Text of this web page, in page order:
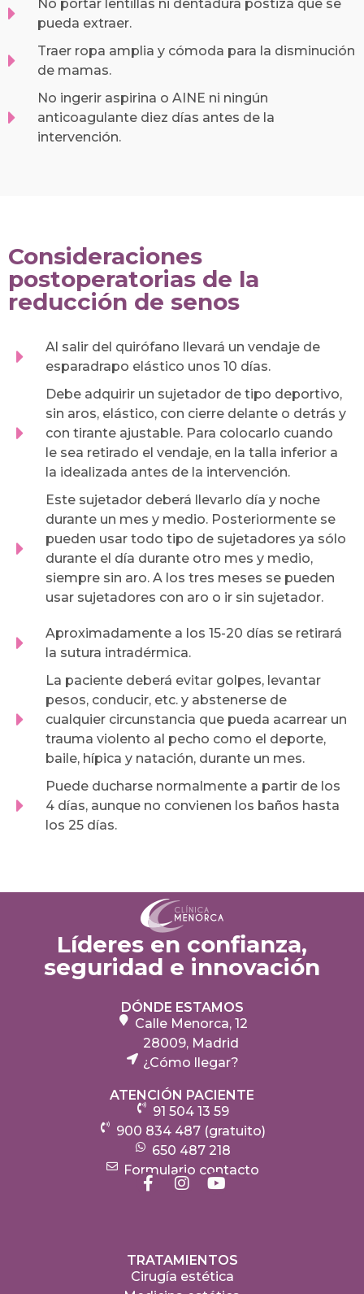
No portar lentillas ni dentadura postiza que se
pueda extraer.
Traer ropa amplia y cómoda para la disminución
de mamas.
No ingerir aspirina o AINE ni ningún
anticoagulante diez días antes de la
intervención.
Consideraciones
postoperatorias de la
reducción de senos
Al salir del quirófano llevará un vendaje de
esparadrapo elástico unos 10 días.
Debe adquirir un sujetador de tipo deportivo,
sin aros, elástico, con cierre delante o detrás y
con tirante ajustable. Para colocarlo cuando
le sea retirado el vendaje, en la talla inferior a
la idealizada antes de la intervención.
Este sujetador deberá llevarlo día y noche
durante un mes y medio. Posteriormente se
pueden usar todo tipo de sujetadores ya sólo
durante el día durante otro mes y medio,
siempre sin aro. A los tres meses se pueden
usar sujetadores con aro o ir sin sujetador.
Aproximadamente a los 15-20 días se retirará
la sutura intradérmica.
La paciente deberá evitar golpes, levantar
pesos, conducir, etc. y abstenerse de
cualquier circunstancia que pueda acarrear un
trauma violento al pecho como el deporte,
baile, hípica y natación, durante un mes.
Puede ducharse normalmente a partir de los
4 días, aunque no convienen los baños hasta
los 25 días.
Líderes en confianza,
seguridad e innovación
DÓNDE ESTAMOS
Calle Menorca, 12
28009, Madrid
¿Cómo llegar?
ATENCIÓN PACIENTE
91 504 13 59
900 834 487 (gratuito)
650 487 218
Formulario contacto
TRATAMIENTOS
Cirugía estética